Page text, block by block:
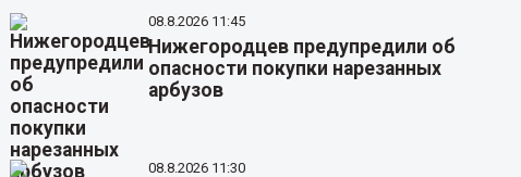
08.8.2026 11:45
Нижегородцев предупредили об
опасности покупки нарезанных
арбузов
08.8.2026 11:30